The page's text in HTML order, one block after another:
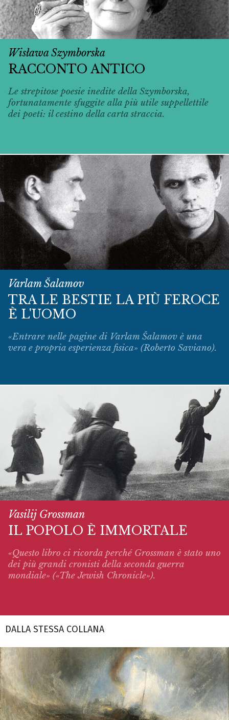
Wisława Szymborska
RACCONTO ANTICO
Le strepitose poesie inedite della Szymborska,
fortunatamente sfuggite alla più utile suppellettile
dei poeti: il cestino della carta straccia.
Varlam Šalamov
TRA LE BESTIE LA PIÙ FEROCE
È L'UOMO
«Entrare nelle pagine di Varlam Šalamov è una
vera e propria esperienza fisica» (Roberto Saviano).
Vasilij Grossman
IL POPOLO È IMMORTALE
«Questo libro ci ricorda perché Grossman è stato uno
dei più grandi cronisti della seconda guerra
mondiale» («The Jewish Chronicle»).
DALLA STESSA COLLANA